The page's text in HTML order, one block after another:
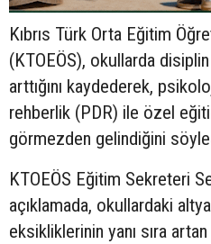
Kıbrıs Türk Orta Eğitim
(KTOEÖS), okullarda
arttığını kaydederek,
rehberlik (PDR) ile özel
görmezden gelindiğini
KTOEÖS Eğitim Sekreteri
açıklamada, okullardaki
eksikliklerinin yanı sıra